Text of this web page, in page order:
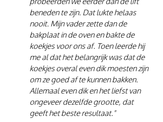
beneden te zijn. Dat lukte helaas
nooit. Mijn vader zette dan de
bakplaat in de oven en bakte de
koekjes voor ons af. Toen leerde hij
me al dat het belangrijk was dat de
koekjes overal even dik moesten zijn
om ze goed af te kunnen bakken.
Allemaal even dik en het liefst van
ongeveer dezelfde grootte, dat
geeft het beste resultaat."